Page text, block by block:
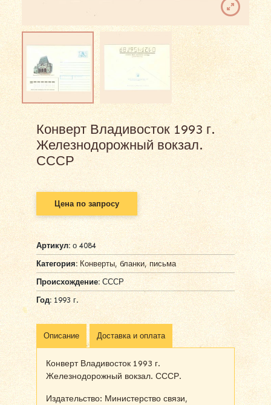
Конверт Владивосток 1993 г.
Железнодорожный вокзал.
СССР
Цена по запросу
Артикул:о 4084
Категория: Конверты, бланки, письма
Происхождение: СССР
Год: 1993 г.
Описание Доставка и оплата
Конверт Владивосток 1993 г.
Железнодорожный вокзал. СССР.
Издательство: Министерство связи,